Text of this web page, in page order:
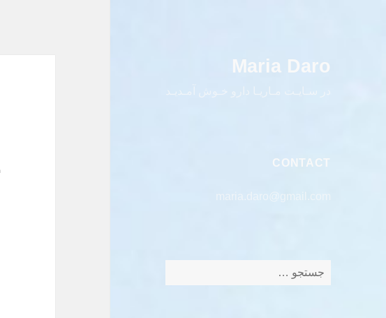
Maria Daro
در سـایـت مـاریـا دارو خـوش آمـدیـد
CONTACT
برای: